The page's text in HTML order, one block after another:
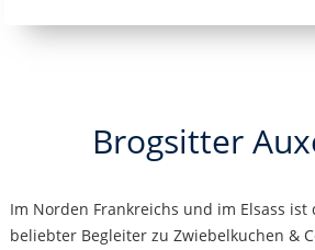
Brogsitter
Im Norden Frankreichs und im Elsass
beliebter Begleiter zu Zwiebelkuchen &